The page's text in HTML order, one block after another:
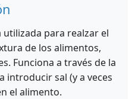
utilizada para realzar el
de los alimentos,
Funciona a través de la
introducir sal (y a veces
el alimento.